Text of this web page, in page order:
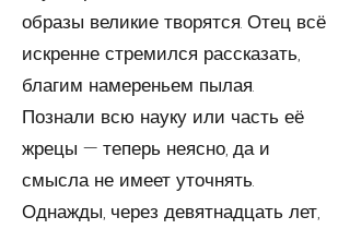
образы великие творятся. Отец всё
искренне стремился расска­зать,
благим намереньем пылая.
Познали всю науку или часть её
жрецы — теперь неясно, да и
смысла не имеет уточнять.
Однажды, через девятнадцать лет,